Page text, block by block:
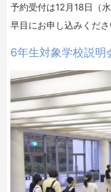
予約受付は12月18日（
早目にお申し込みくださ
6年生対象学校説明